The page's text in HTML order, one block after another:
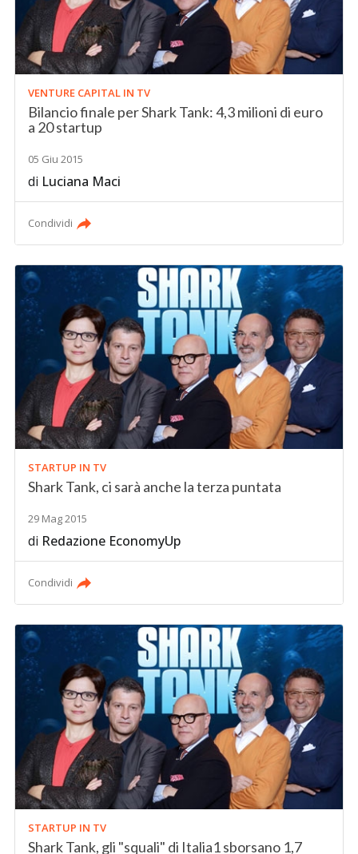
VENTURE CAPITAL IN TV
Bilancio finale per Shark Tank: 4,3 milioni di euro
a 20 startup
05 Giu 2015
di Luciana Maci
Condividi
STARTUP IN TV
Shark Tank, ci sarà anche la terza puntata
29 Mag 2015
di Redazione EconomyUp
Condividi
STARTUP IN TV
Shark Tank, gli "squali" di Italia1 sborsano 1,7